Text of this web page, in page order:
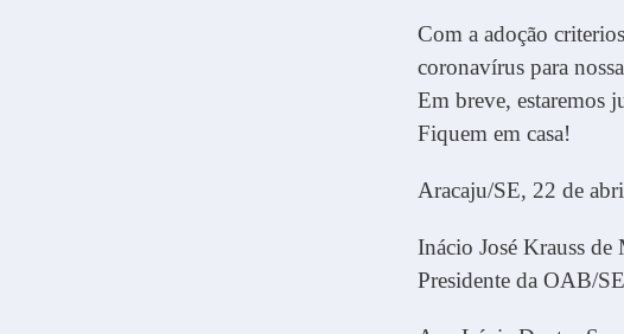
Com a adoção
coronavírus para
Em breve, estaremos
Fiquem em casa!
Aracaju/SE, 22 de
Inácio José Krauss de
Presidente da OAB/SE